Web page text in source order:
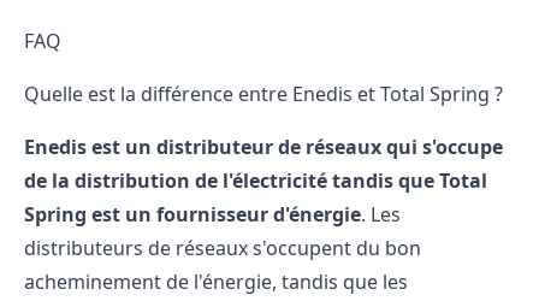
FAQ
Quelle est la différence entre Enedis et Total Spring ?
Enedis est un distributeur de réseaux qui s'occupe
de la distribution de l'électricité tandis que Total
Spring est un fournisseur d'énergie. Les
distributeurs de réseaux s'occupent du bon
acheminement de l'énergie, tandis que les